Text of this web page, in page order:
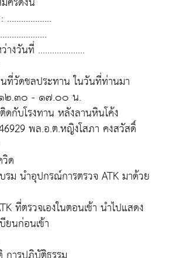
งวันที่ ....................
ที่วัดชลประทาน ในวันที่ท่านมา
๑๒.๓๐ - ๑๗.๐๐ น.
กับโรงทาน หลังลานหินโค้ง
พล.อ.ต.หญิงโสภา คงสวัสดิ์
ด
รม นำอุปกรณ์การตรวจ ATK มาด้วย
ที่ตรวจเองในตอนเช้า นำไปแสดง
ยนก่อนเข้า